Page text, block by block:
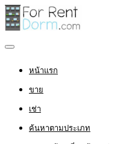
หน้าแรก
ขาย
เช่า
ค้นหาตามประเภท